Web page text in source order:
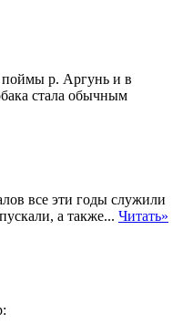
поймы р. Аргунь и в
стала обычным
все эти годы служили
а также... Читать»